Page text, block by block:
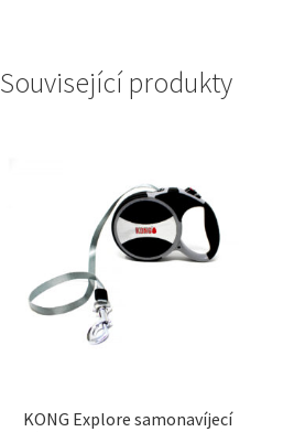
Související produkty
KONG Explore samonavíjecí